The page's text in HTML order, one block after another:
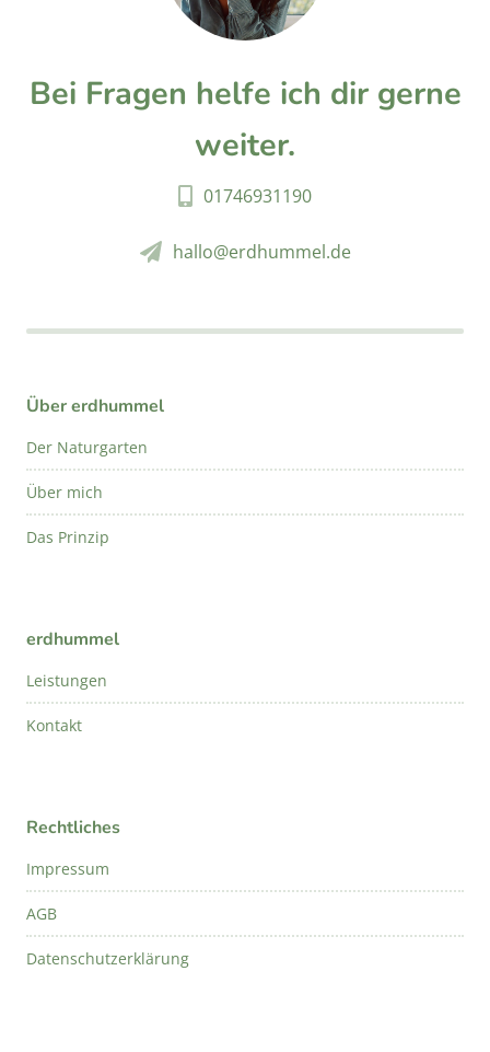
Bei Fragen helfe ich dir gerne
weiter.
01746931190
hallo@erdhummel.de
Über erdhummel
Der Naturgarten
Über mich
Das Prinzip
erdhummel
Leistungen
Kontakt
Rechtliches
Impressum
AGB
Datenschutzerklärung